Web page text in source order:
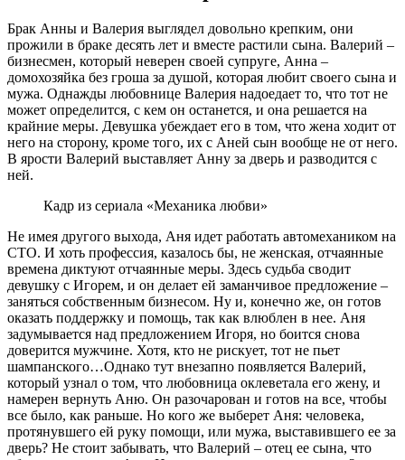
Брак Анны и Валерия выглядел довольно крепким, они
прожили в браке десять лет и вместе растили сына. Валерий –
бизнесмен, который неверен своей супруге, Анна –
домохозяйка без гроша за душой, которая любит своего сына и
мужа. Однажды любовнице Валерия надоедает то, что тот не
может определится, с кем он останется, и она решается на
крайние меры. Девушка убеждает его в том, что жена ходит от
него на сторону, кроме того, их с Аней сын вообще не от него.
В ярости Валерий выставляет Анну за дверь и разводится с
ней.
Кадр из сериала «Механика любви»
Не имея другого выхода, Аня идет работать автомехаником на
СТО. И хоть профессия, казалось бы, не женская, отчаянные
времена диктуют отчаянные меры. Здесь судьба сводит
девушку с Игорем, и он делает ей заманчивое предложение –
заняться собственным бизнесом. Ну и, конечно же, он готов
оказать поддержку и помощь, так как влюблен в нее. Аня
задумывается над предложением Игоря, но боится снова
доверится мужчине. Хотя, кто не рискует, тот не пьет
шампанского…Однако тут внезапно появляется Валерий,
который узнал о том, что любовница оклеветала его жену, и
намерен вернуть Аню. Он разочарован и готов на все, чтобы
все было, как раньше. Но кого же выберет Аня: человека,
протянувшего ей руку помощи, или мужа, выставившего ее за
дверь? Не стоит забывать, что Валерий – отец ее сына, что